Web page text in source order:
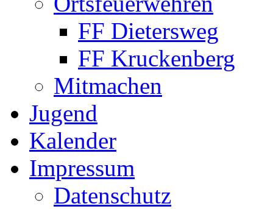
FF Dietersweg
FF Kruckenberg
Mitmachen
Jugend
Kalender
Impressum
Datenschutz